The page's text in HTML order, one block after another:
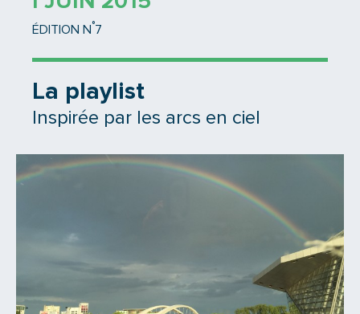
ÉDITION N °7
La playlist
Inspirée par les arcs en ciel